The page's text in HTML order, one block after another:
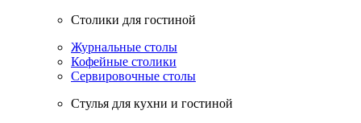
Столики для гостиной
Журнальные столы
Кофейные столики
Сервировочные столы
Стулья для кухни и гостиной